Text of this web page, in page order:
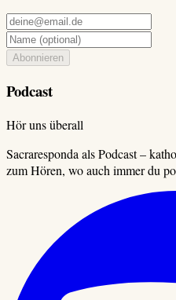
Abonnieren
Podcast
Hör uns überall
Sacraresponda als Podcast –
zum Hören, wo auch immer du